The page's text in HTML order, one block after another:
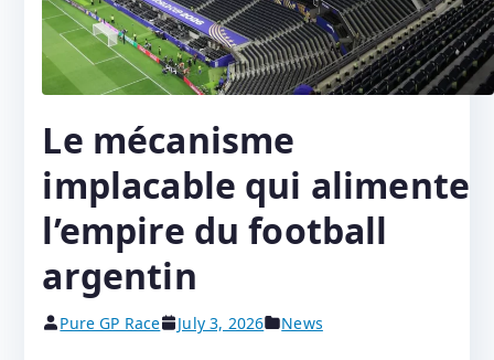
Le mécanisme
implacable qui alimente
l’empire du football
argentin
Pure GP Race July 3, 2026 News